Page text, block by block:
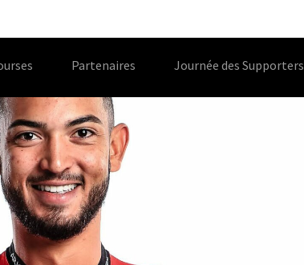
Partenaires Journée des Supporters